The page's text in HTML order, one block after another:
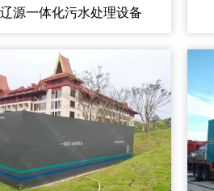
源一体化污水处理设备
电话:150-0665-7261